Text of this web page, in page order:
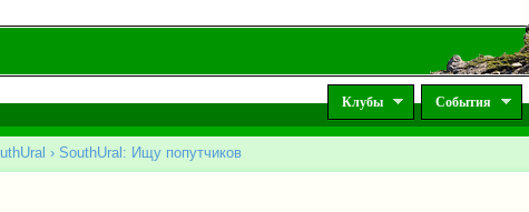
Клубы События
› SouthUral: Ищу попутчиков